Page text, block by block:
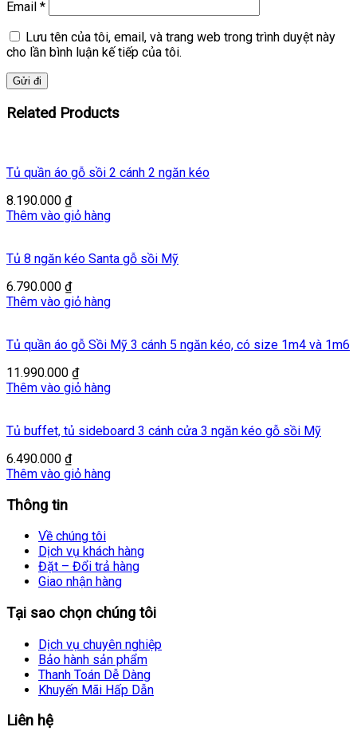
Email *
Lưu tên của tôi, email, và trang web trong trình duyệt này
cho lần bình luận kế tiếp của tôi.
Related Products
Tủ quần áo gỗ sồi 2 cánh 2 ngăn kéo
8.190.000 ₫
Thêm vào giỏ hàng
Tủ 8 ngăn kéo Santa gỗ sồi Mỹ
6.790.000 ₫
Thêm vào giỏ hàng
Tủ quần áo gỗ Sồi Mỹ 3 cánh 5 ngăn kéo, có size 1m4 và 1m6
11.990.000 ₫
Thêm vào giỏ hàng
Tủ buffet, tủ sideboard 3 cánh cửa 3 ngăn kéo gỗ sồi Mỹ
6.490.000 ₫
Thêm vào giỏ hàng
Thông tin
Về chúng tôi
Dịch vụ khách hàng
Đặt – Đổi trả hàng
Giao nhận hàng
Tại sao chọn chúng tôi
Dịch vụ chuyên nghiệp
Bảo hành sản phẩm
Thanh Toán Dễ Dàng
Khuyến Mãi Hấp Dẫn
Liên hệ